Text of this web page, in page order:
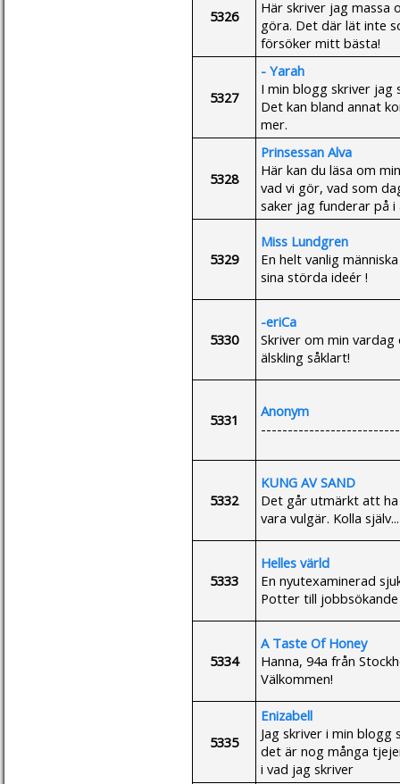
5326
Här skriver jag
göra. Det där lät inte
försöker mitt bästa!
5327
- Yarah
I min blogg skriver jag
Det kan bland annat
mer.
5328
Prinsessan Alva
Här kan du läsa om
vad vi gör, vad som
saker jag funderar på i
5329
Miss Lundgren
En helt vanlig
sina störda ideér !
5330
-eriCa
Skriver om min
älskling såklart!
5331
Anonym
5332
KUNG AV SAND
Det går utmärkt att
vara vulgär. Kolla själv...
5333
Helles värld
En nyutexaminerad
Potter till
5334
A Taste Of Honey
Hanna, 94a från
Välkommen!
5335
Enizabell
Jag skriver i min
det är nog många
i vad jag skriver